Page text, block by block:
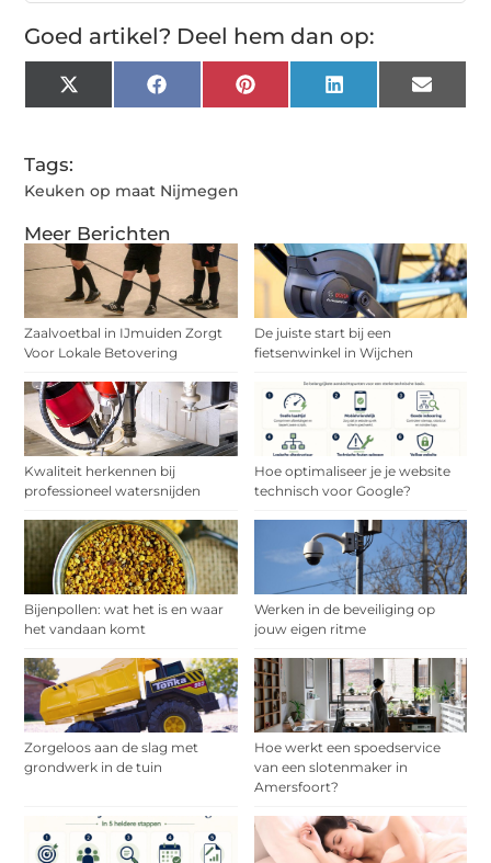
Meer Berichten
Zaalvoetbal in IJmuiden Zorgt
Voor Lokale Betovering
De juiste start bij een
fietsenwinkel in Wijchen
Kwaliteit herkennen bij
professioneel watersnijden
Hoe optimaliseer je je website
technisch voor Google?
Bijenpollen: wat het is en waar
het vandaan komt
Werken in de beveiliging op
jouw eigen ritme
Zorgeloos aan de slag met
grondwerk in de tuin
Hoe werkt een spoedservice
van een slotenmaker in
Amersfoort?
Goed artikel? Deel hem dan op:
X
(Twitter)
FacebookPinterestLinkedInEmail
Tags:
Keuken op maat Nijmegen